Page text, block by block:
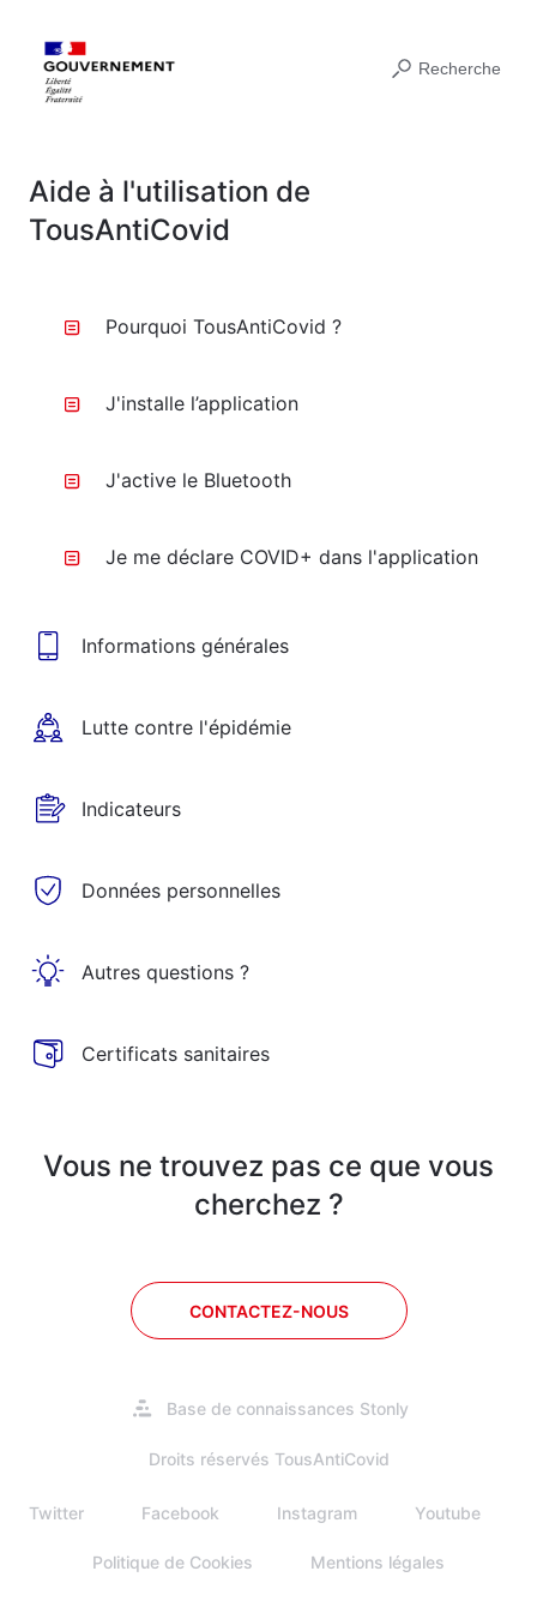
Recherche
Aide à l'utilisation de
TousAntiCovid
Pourquoi TousAntiCovid ?
J'installe l’application
J'active le Bluetooth
Je me déclare COVID+ dans l'application
Informations générales
Lutte contre l'épidémie
Indicateurs
Données personnelles
Autres questions ?
Certificats sanitaires
Vous ne trouvez pas ce que vous
cherchez ?
CONTACTEZ-NOUS
Base de connaissances Stonly
Droits réservés TousAntiCovid
Twitter Facebook Instagram Youtube
Politique de Cookies Mentions légales